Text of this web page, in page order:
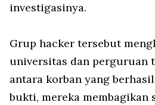
investigasinya.
Grup hacker tersebut
universitas dan perguruan
antara korban yang
bukti, mereka membagikan